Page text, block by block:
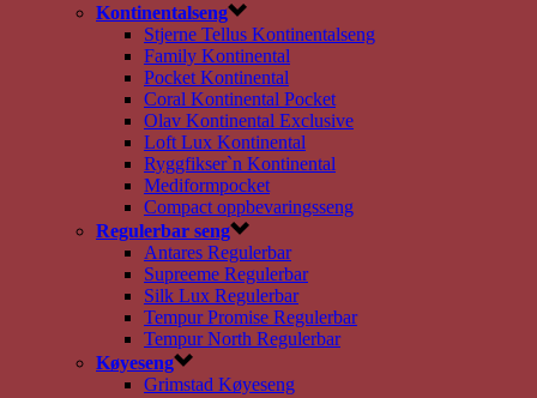
Kontinentalseng
Stjerne Tellus Kontinentalseng
Family Kontinental
Pocket Kontinental
Coral Kontinental Pocket
Olav Kontinental Exclusive
Loft Lux Kontinental
Ryggfikser`n Kontinental
Mediformpocket
Compact oppbevaringsseng
Regulerbar seng
Antares Regulerbar
Supreeme Regulerbar
Silk Lux Regulerbar
Tempur Promise Regulerbar
Tempur North Regulerbar
Køyeseng
Grimstad Køyeseng